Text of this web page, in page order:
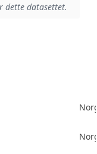
dette datasettet.